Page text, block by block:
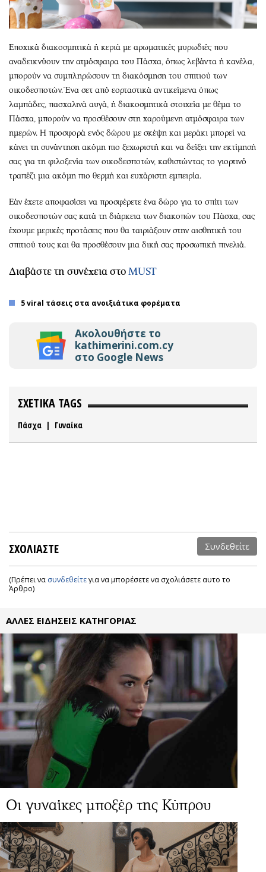
Εποχικά διακοσμητικά ή κεριά με αρωματικές μυρωδιές που
αναδεικνύουν την ατμόσφαιρα του Πάσχα, όπως λεβάντα ή κανέλα,
μπορούν να συμπληρώσουν τη διακόσμηση του σπιτιού των
οικοδεσποτών. Ένα σετ από εορταστικά αντικείμενα όπως
λαμπάδες, πασχαλινά αυγά, ή διακοσμητικά στοιχεία με θέμα το
Πάσχα, μπορούν να προσθέσουν στη χαρούμενη ατμόσφαιρα των
ημερών. Η προσφορά ενός δώρου με σκέψη και μεράκι μπορεί να
κάνει τη συνάντηση ακόμη πιο ξεχωριστή και να δείξει την εκτίμησή
σας για τη φιλοξενία των οικοδεσποτών, καθιστώντας το γιορτινό
τραπέζι μια ακόμη πιο θερμή και ευχάριστη εμπειρία.
Εάν έχετε αποφασίσει να προσφέρετε ένα δώρο για το σπίτι των
οικοδεσποτών σας κατά τη διάρκεια των διακοπών του Πάσχα, σας
έχουμε μερικές προτάσεις που θα ταιριάξουν στην αισθητική του
σπιτιού τους και θα προσθέσουν μια δική σας προσωπική πινελιά.
Διαβάστε τη συνέχεια στο MUST
5 viral τάσεις στα ανοιξιάτικα φορέματα
Ακολουθήστε το
kathimerini.com.cy
στο Google News
ΣΧΕΤΙΚΑ TAGS
Πάσχα | Γυναίκα
ΣΧΟΛΙΑΣΤΕ Συνδεθείτε
(Πρέπει να συνδεθείτεγια να μπορέσετε να σχολιάσετε αυτο το
Άρθρο)
ΑΛΛΕΣ ΕΙΔΗΣΕΙΣ ΚΑΤΗΓΟΡΙΑΣ
Οι γυναίκες μποξέρ της Κύπρου